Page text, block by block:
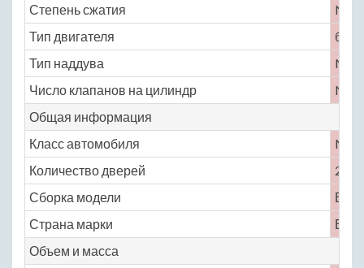
Степень сжатия
No
Тип двигателя
Тип наддува
No
Число клапанов на цилиндр
No
Общая информация
Класс автомобиля
No
Количество дверей
2
Сборка модели
Страна марки
Объем и масса